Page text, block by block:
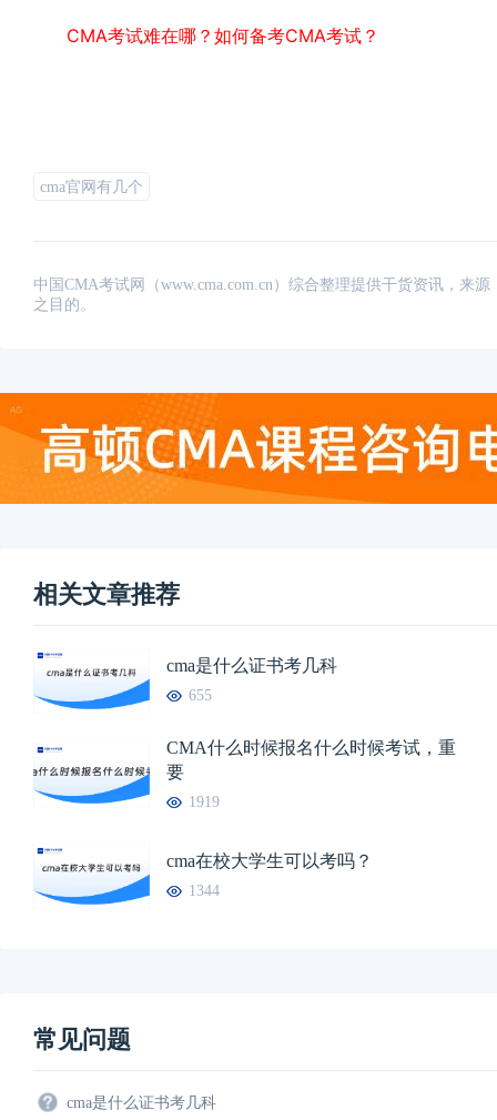
CMA考试难在哪？如何备考CMA考试？
cma官网有几个
中国CMA考试网（www.cma.com.cn）综合整理提供干货资讯，来
之目的。
相关文章推荐
cma是什么证书考几科
655
CMA什么时候报名什么时候考试，重
要
1919
cma在校大学生可以考吗？
1344
常见问题
cma是什么证书考几科